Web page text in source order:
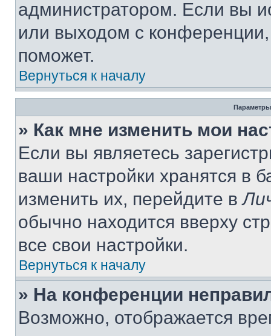
администратором. Если вы
или выходом с
поможет.
Вернуться к началу
Параметры
» Как мне изменить мои
Если вы являетесь
ваши настройки хранятся в
изменить их, перейдите в
обычно находится вверху
все свои настройки.
Вернуться к началу
» На конференции
Возможно, отображается